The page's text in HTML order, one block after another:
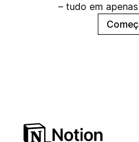
– tudo em